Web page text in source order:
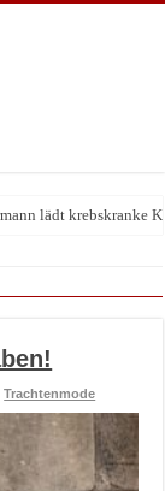
lädt krebskranke
Branche wurde
,Trachtenmode